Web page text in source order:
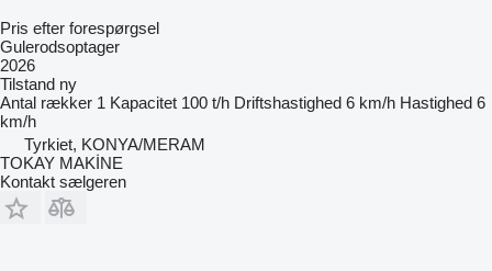
Pris efter forespørgsel
Gulerodsoptager
2026
Tilstand ny
Antal rækker 1 Kapacitet 100 t/h Driftshastighed 6 km/h Hastighed 6
km/h
Tyrkiet, KONYA/MERAM
TOKAY MAKİNE
Kontakt sælgeren